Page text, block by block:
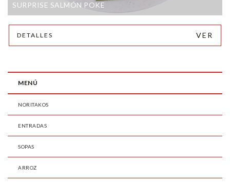
SURPRISE SALMÓN POKE
DETALLES VER
MENÚ
NORITAKOS
ENTRADAS
SOPAS
ARROZ